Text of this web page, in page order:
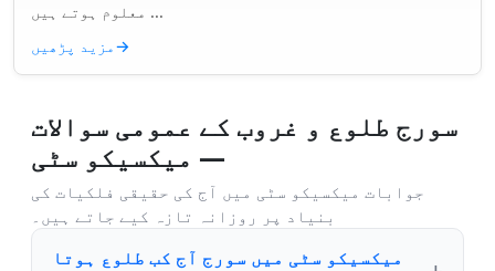
معلوم ہوتے ہیں ...
مزید پڑھیں→
سورج طلوع و غروب کے عمومی سوالات
— میکسیکو سٹی
جوابات میکسیکو سٹی میں آج کی حقیقی فلکیات کی
بنیاد پر روزانہ تازہ کیے جاتے ہیں۔
میکسیکو سٹی میں سورج آج کب طلوع ہوتا